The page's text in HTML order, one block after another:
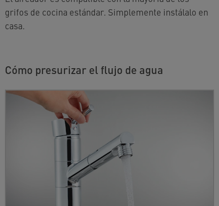
grifos de cocina estándar. Simplemente instálalo en
casa.
Cómo presurizar el flujo de agua